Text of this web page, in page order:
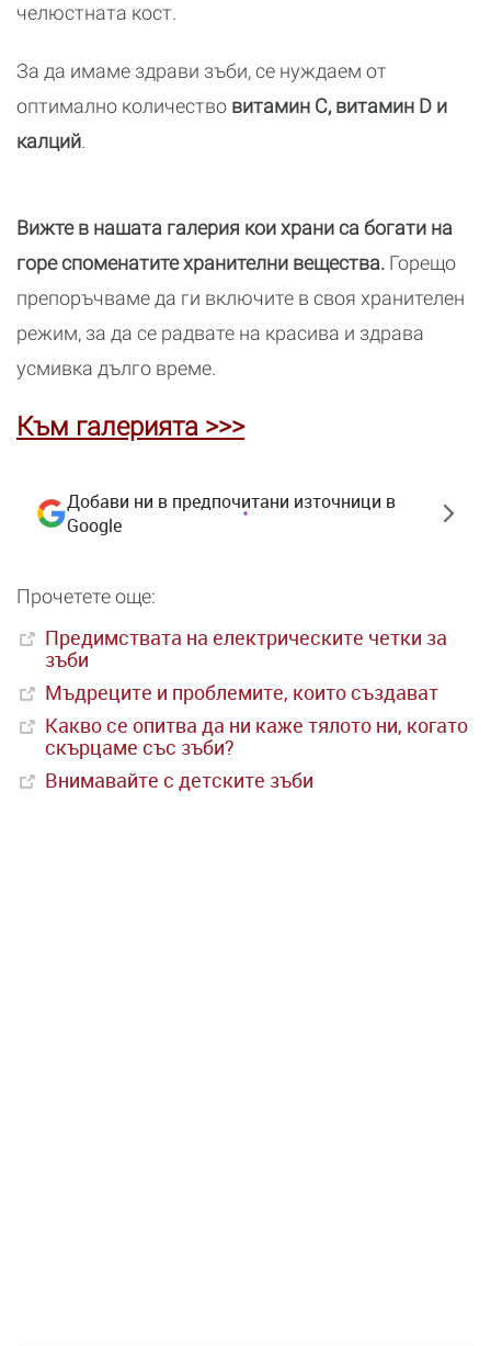
челюстната кост.
За да имаме здрави зъби, се нуждаем от
оптимално количество витамин C, витамин D и
калций.
Вижте в нашата галерия кои храни са богати на
горе споменатите хранителни вещества. Горещо
препоръчваме да ги включите в своя хранителен
режим, за да се радвате на красива и здрава
усмивка дълго време.
Към галерията >>>
Добави ни в предпочитани източници в
Google
Прочетете още:
Предимствата на електрическите четки за
зъби
Мъдреците и проблемите, които създават
Какво се опитва да ни каже тялото ни, когато
скърцаме със зъби?
Внимавайте с детските зъби